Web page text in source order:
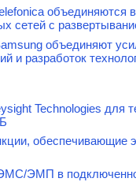
объединяются
сетей с
объединяют
и разработок
Technologies для
обеспечивающие
ЭМП в